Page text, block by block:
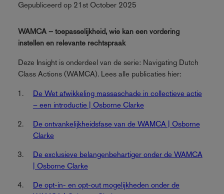
Gepubliceerd op 21st October 2025
WAMCA – toepasselijkheid, wie kan een vordering
instellen en relevante rechtspraak
Deze Insight is onderdeel van de serie: Navigating Dutch
Class Actions (WAMCA). Lees alle publicaties hier:
De Wet afwikkeling massaschade in collectieve actie
– een introductie | Osborne Clarke
De ontvankelijkheidsfase van de WAMCA | Osborne
Clarke
De exclusieve belangenbehartiger onder de WAMCA
| Osborne Clarke
De opt-in- en opt-out mogelijkheden onder de